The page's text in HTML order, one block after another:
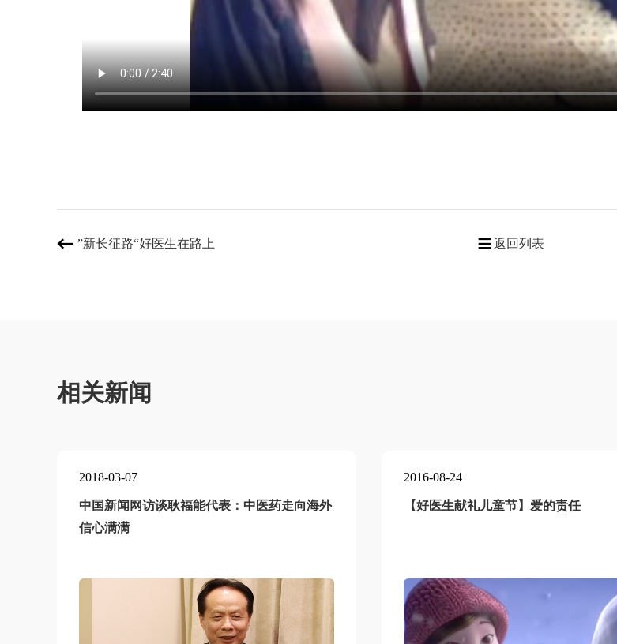
 ”新长征路“好医生在路上  返回列表
相关新闻
2018-03-07
中国新闻网访谈耿福能代表：中医药走向海外
信心满满
2016-08-24
【好医生献礼儿童节】爱的责任